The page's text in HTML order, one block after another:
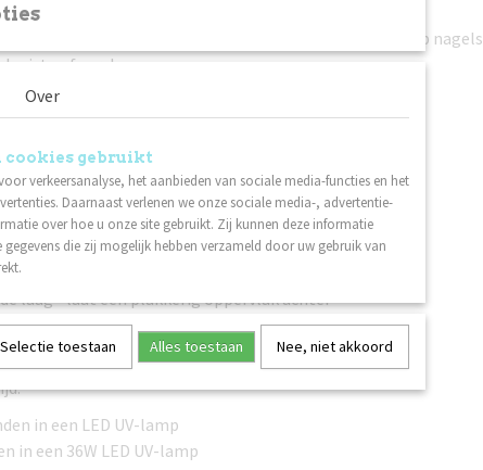
Gel Polish is ontwikkeld en geproduceerd in Zweden.
natuurlijke nagels over I'm Base of Structure Base, en op nagels
Invicta of acryl.
in Zweden
- dekt in twee dunne lagen
aan te brengen
viscositeit - loopt niet uit
uitharding
laag - laat een plakkerig oppervlak achter
en langdurig
met Soak Off Solution
in een LED UV-lamp
in een 36W LED UV-lamp
Over
cookies gebruikt
verkeersanalyse, het aanbieden van sociale media-functies en het
Daarnaast verlenen we onze sociale media-, advertentie-
over hoe u onze site gebruikt. Zij kunnen deze informatie
die zij mogelijk hebben verzameld door uw gebruik van
Selectie toestaan Alles toestaan Nee, niet akkoord